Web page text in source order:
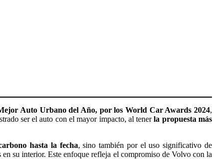
Auto Urbano del Año, por los World Car Awards 2024,
ser el auto con el mayor impacto, al tenerla propuesta más
hasta la fecha, sino también por el uso significativo de
su interior. Este enfoque refleja el compromiso de Volvo con la